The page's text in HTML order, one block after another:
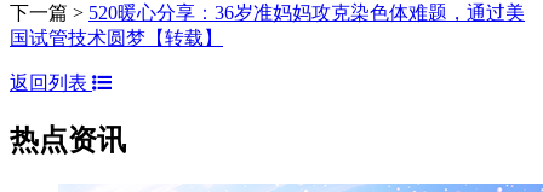
下一篇 > 520暖心分享：36岁准妈妈攻克染色体难题，通过美
国试管技术圆梦【转载】
返回列表
热点资讯